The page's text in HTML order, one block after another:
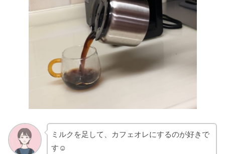
ミルクを足して、カフェオレにするのが好きで
す☺️